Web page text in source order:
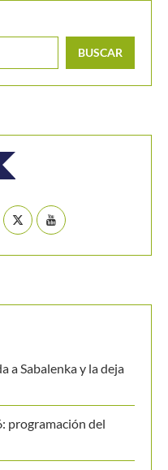
BUSCAR
a Sabalenka y la deja
programación del